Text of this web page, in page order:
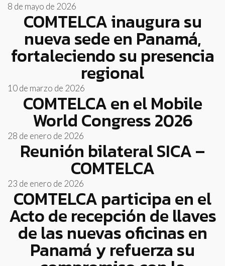
8 de mayo de 2026
COMTELCA inaugura su
nueva sede en Panamá,
fortaleciendo su presencia
regional
10 de marzo de 2026
COMTELCA en el Mobile
World Congress 2026
28 de enero de 2026
Reunión bilateral SICA –
COMTELCA
23 de enero de 2026
COMTELCA participa en el
Acto de recepción de llaves
de las nuevas oficinas en
Panamá y refuerza su